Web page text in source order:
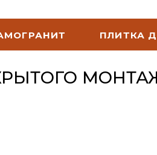
ПЛИТКА